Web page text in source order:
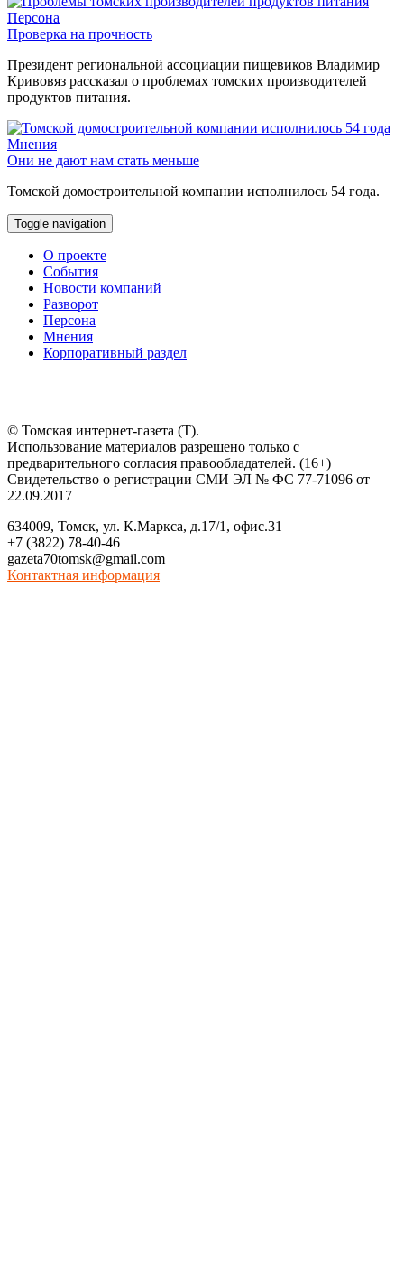
Персона
Проверка на прочность
Президент региональной ассоциации пищевиков Владимир
Кривовяз рассказал о проблемах томских производителей
продуктов питания.
Мнения
Они не дают нам стать меньше
Томской домостроительной компании исполнилось 54 года.
Toggle navigation
О проекте
События
Новости компаний
Разворот
Персона
Мнения
Корпоративный раздел
© Томская интернет-газета (Т).
Использование материалов разрешено только с
предварительного согласия правообладателей. (16+)
Свидетельство о регистрации СМИ ЭЛ № ФС 77-71096 от
22.09.2017
634009, Томск, ул. К.Маркса, д.17/1, офис.31
+7 (3822) 78-40-46
gazeta70tomsk@gmail.com
Контактная информация